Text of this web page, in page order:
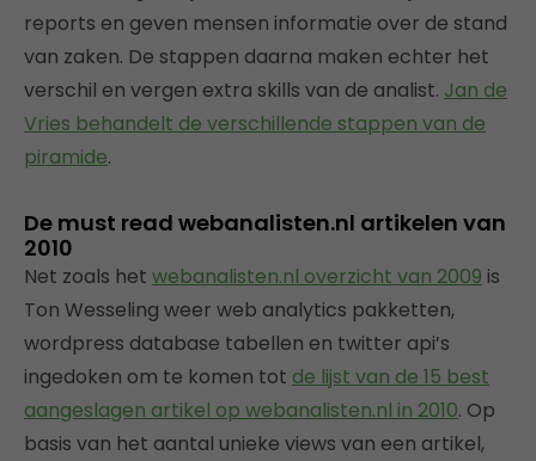
reports en geven mensen informatie over de stand
van zaken. De stappen daarna maken echter het
verschil en vergen extra skills van de analist. Jan de
Vries behandelt de verschillende stappen van de
piramide.
De must read webanalisten.nl artikelen van
2010
Net zoals het webanalisten.nl overzicht van 2009 is
Ton Wesseling weer web analytics pakketten,
wordpress database tabellen en twitter api’s
ingedoken om te komen tot de lijst van de 15 best
aangeslagen artikel op webanalisten.nl in 2010. Op
basis van het aantal unieke views van een artikel,